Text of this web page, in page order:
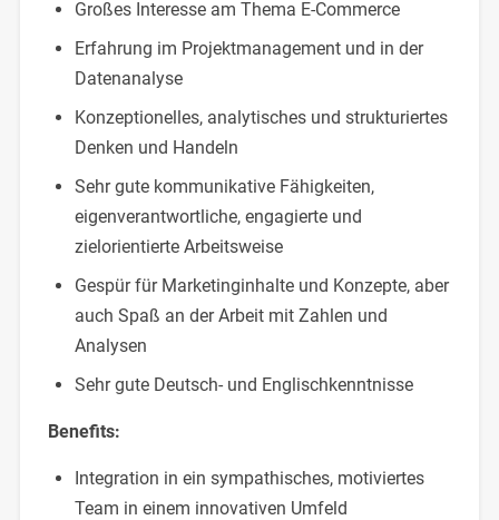
Großes Interesse am Thema E-Commerce
Erfahrung im Projektmanagement und in der
Datenanalyse
Konzeptionelles, analytisches und strukturiertes
Denken und Handeln
Sehr gute kommunikative Fähigkeiten,
eigenverantwortliche, engagierte und
zielorientierte Arbeitsweise
Gespür für Marketinginhalte und Konzepte, aber
auch Spaß an der Arbeit mit Zahlen und
Analysen
Sehr gute Deutsch- und Englischkenntnisse
Benefits:
Integration in ein sympathisches, motiviertes
Team in einem innovativen Umfeld